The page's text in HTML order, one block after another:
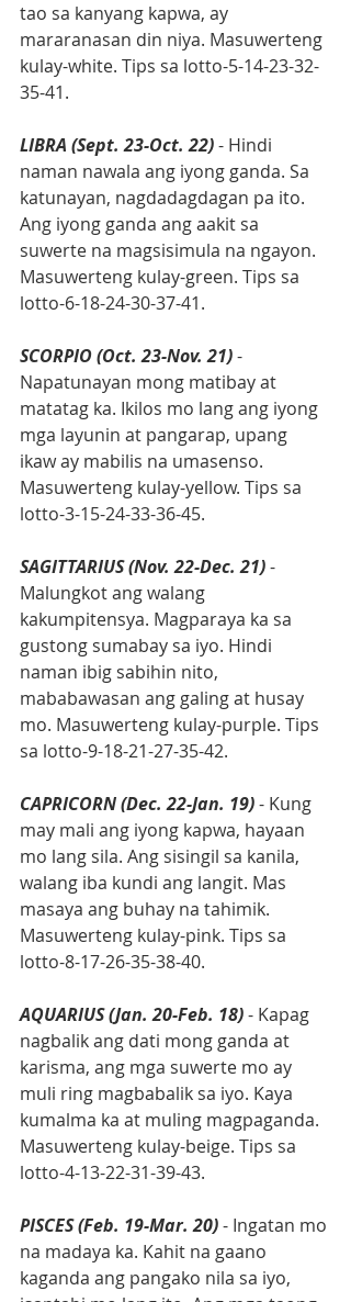
tao sa kanyang kapwa, ay
mararanasan din niya. Masuwerteng
kulay-white. Tips sa lotto-5-14-23-32-
35-41.
LIBRA (Sept. 23-Oct. 22) - Hindi
naman nawala ang iyong ganda. Sa
katunayan, nagdadagdagan pa ito.
Ang iyong ganda ang aakit sa
suwerte na magsisimula na ngayon.
Masuwerteng kulay-green. Tips sa
lotto-6-18-24-30-37-41.
SCORPIO (Oct. 23-Nov. 21) -
Napatunayan mong matibay at
matatag ka. Ikilos mo lang ang iyong
mga layunin at pangarap, upang
ikaw ay mabilis na umasenso.
Masuwerteng kulay-yellow. Tips sa
lotto-3-15-24-33-36-45.
SAGITTARIUS (Nov. 22-Dec. 21) -
Malungkot ang walang
kakumpitensya. Magparaya ka sa
gustong sumabay sa iyo. Hindi
naman ibig sabihin nito,
mababawasan ang galing at husay
mo. Masuwerteng kulay-purple. Tips
sa lotto-9-18-21-27-35-42.
CAPRICORN (Dec. 22-Jan. 19) - Kung
may mali ang iyong kapwa, hayaan
mo lang sila. Ang sisingil sa kanila,
walang iba kundi ang langit. Mas
masaya ang buhay na tahimik.
Masuwerteng kulay-pink. Tips sa
lotto-8-17-26-35-38-40.
AQUARIUS (Jan. 20-Feb. 18) - Kapag
nagbalik ang dati mong ganda at
karisma, ang mga suwerte mo ay
muli ring magbabalik sa iyo. Kaya
kumalma ka at muling magpaganda.
Masuwerteng kulay-beige. Tips sa
lotto-4-13-22-31-39-43.
PISCES (Feb. 19-Mar. 20) - Ingatan mo
na madaya ka. Kahit na gaano
kaganda ang pangako nila sa iyo,